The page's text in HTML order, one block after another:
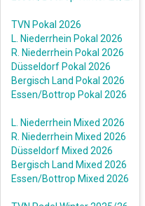
TVN Pokal 2026
L. Niederrhein Pokal 2026
R. Niederrhein Pokal 2026
Düsseldorf Pokal 2026
Bergisch Land Pokal 2026
Essen/Bottrop Pokal 2026
L. Niederrhein Mixed 2026
R. Niederrhein Mixed 2026
Düsseldorf Mixed 2026
Bergisch Land Mixed 2026
Essen/Bottrop Mixed 2026